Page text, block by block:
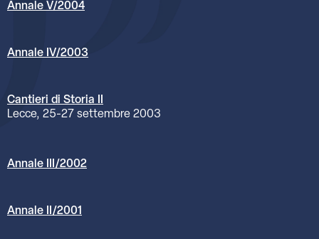
Annale V/2004
Annale IV/2003
Cantieri di Storia II
Lecce, 25-27 settembre 2003
Annale III/2002
Annale II/2001